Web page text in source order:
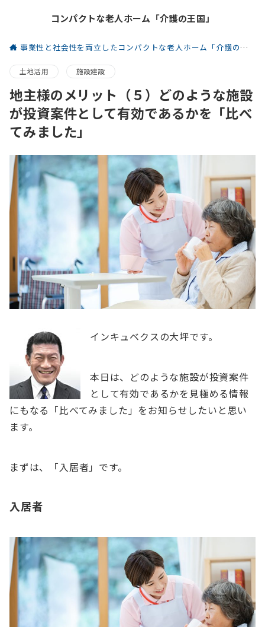
コンパクトな老人ホーム「介護の王国」
事業性と社会性を両立したコンパクトな老人ホーム「介護の王国」
土地活用 施設建設
地主様のメリット（５）どのような施設
が投資案件として有効であるかを「比べ
てみました」
インキュベクスの大坪です。
本日は、どのような施設が投資案件
として有効であるかを見極める情報
にもなる「比べてみました」をお知らせしたいと思い
ます。
まずは、「入居者」です。
入居者